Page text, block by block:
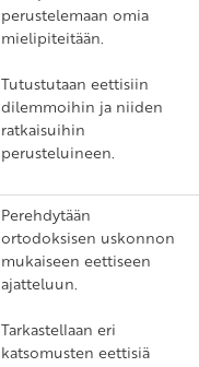
perustelemaan omia
mielipiteitään.
Tutustutaan eettisiin
dilemmoihin ja niiden
ratkaisuihin
perusteluineen.
Perehdytään
ortodoksisen uskonnon
mukaiseen eettiseen
ajatteluun.
Tarkastellaan eri
katsomusten eettisiä